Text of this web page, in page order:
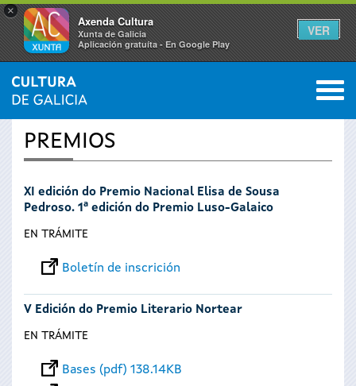
×
Axenda Cultura
Xunta de Galicia
Aplicación gratuíta - En Google Play
VER
Vostede
está
aquí
INICIO › SERVIZOS 0
PREMIOS
XI edición do Premio Nacional Elisa de Sousa
Pedroso. 1ª edición do Premio Luso-Galaico
EN TRÁMITE
Boletín de inscrición
V Edición do Premio Literario Nortear
EN TRÁMITE
Bases (pdf) 138.14KB